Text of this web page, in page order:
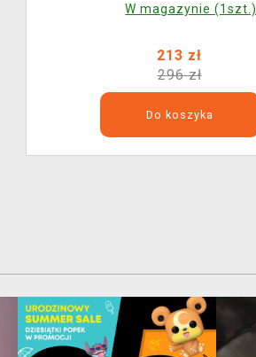
W magazynie (1szt.)
213 zł
296 zł
Do koszyka